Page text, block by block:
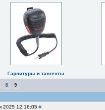
Гарнитуры и тангенты
8 9
2025 12:16:05 #